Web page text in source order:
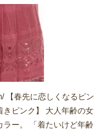
【春先に恋しくなるピン
きピンク】 大人年齢の女
ー。 「着たいけど年齢